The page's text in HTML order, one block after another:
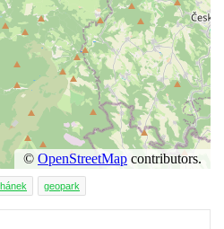
Hluboká
budově záložny
u Černé věže v
geopark